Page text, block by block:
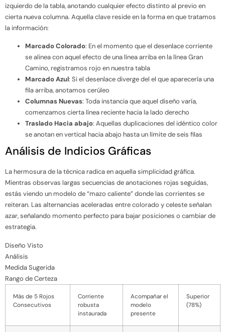
izquierdo de la tabla, anotando cualquier efecto distinto al previo en
cierta nueva columna. Aquella clave reside en la forma en que tratamos
la información:
Marcado Colorado: En el momento que el desenlace corriente
se alinea con aquel efecto de una línea arriba en la línea Gran
Camino, registramos rojo en nuestra tabla
Marcado Azul: Si el desenlace diverge del el que aparecería una
fila arriba, anotamos cerúleo
Columnas Nuevas: Toda instancia que aquel diseño varía,
comenzamos cierta línea reciente hacia la lado derecho
Traslado Hacia abajo: Aquellas duplicaciones del idéntico color
se anotan en vertical hacia abajo hasta un límite de seis filas
Análisis de Indicios Gráficas
La hermosura de la técnica radica en aquella simplicidad gráfica.
Mientras observas largas secuencias de anotaciones rojas seguidas,
estás viendo un modelo de “mazo caliente” donde las corrientes se
reiteran. Las alternancias aceleradas entre colorado y celeste señalan
azar, señalando momento perfecto para bajar posiciones o cambiar de
estrategia.
Diseño Visto
Análisis
Medida Sugerida
Rango de Certeza
Más de 5 Rojos
Consecutivos
Corriente
robusta
instaurada
Acompañar el
modelo
presente
Superior
(78%)